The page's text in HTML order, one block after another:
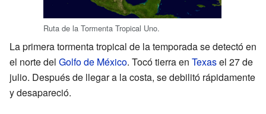
Ruta de la Tormenta Tropical Uno.
La primera tormenta tropical de la temporada se detectó en
el norte del Golfo de México. Tocó tierra en Texasel 27 de
julio. Después de llegar a la costa, se debilitó rápidamente
y desapareció.